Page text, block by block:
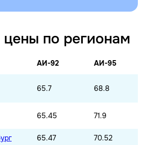
по регионам
АИ-92 АИ-95
65.7 68.8
65.45 71.9
65.47 70.52